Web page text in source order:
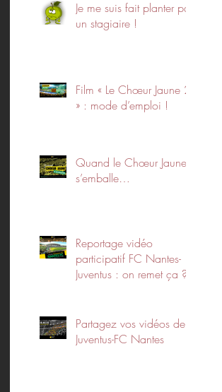
Je me suis fait planter par
un stagiaire !
Film « Le Chœur Jaune 2
» : mode d’emploi !
Quand le Chœur Jaune
s’emballe…
Reportage vidéo
participatif FC Nantes-
Juventus : on remet ça ?
Partagez vos vidéos de
Juventus-FC Nantes